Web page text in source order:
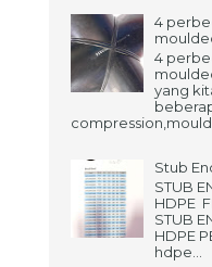
4
4
yang
compression,mould...
Stub
STUB
HDPE
STUB
HDPE
hdpe...